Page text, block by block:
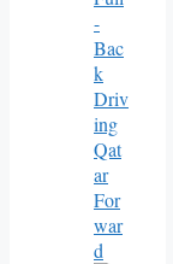
-
Bac
K
Driv
Ing
Qat
Ar
For
War
D